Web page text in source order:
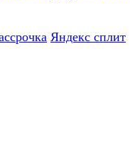
Яндекс сплит